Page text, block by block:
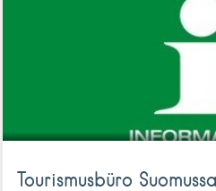
Tourismusbüro